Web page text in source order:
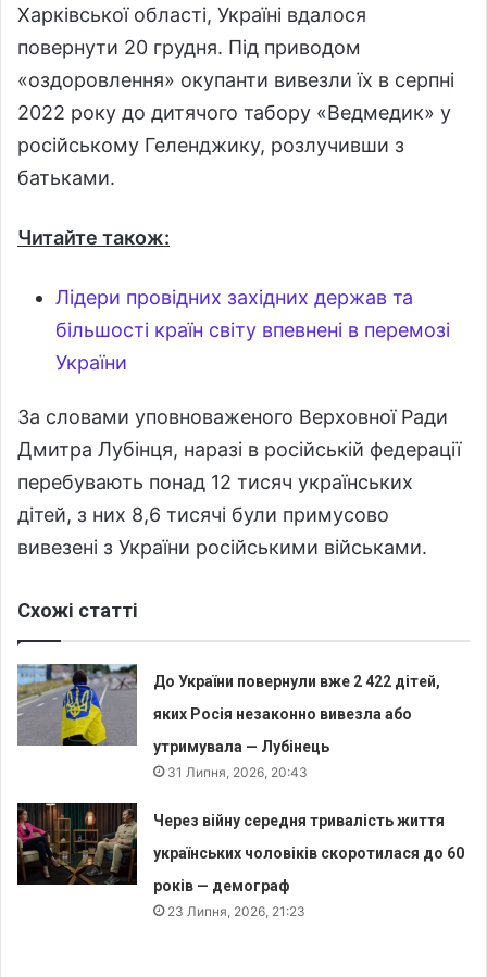
Харківської області, Україні вдалося
повернути 20 грудня. Під приводом
«оздоровлення» окупанти вивезли їх в серпні
2022 року до дитячого табору «Ведмедик» у
російському Геленджику, розлучивши з
батьками.
Читайте також:
Лідери провідних західних держав та
більшості країн світу впевнені в перемозі
України
За словами уповноваженого Верховної Ради
Дмитра Лубінця, наразі в російській федерації
перебувають понад 12 тисяч українських
дітей, з них 8,6 тисячі були примусово
вивезені з України російськими військами.
Схожі статті
До України повернули вже 2 422 дітей,
яких Росія незаконно вивезла або
утримувала — Лубінець
31 Липня, 2026, 20:43
Через війну середня тривалість життя
українських чоловіків скоротилася до 60
років — демограф
23 Липня, 2026, 21:23